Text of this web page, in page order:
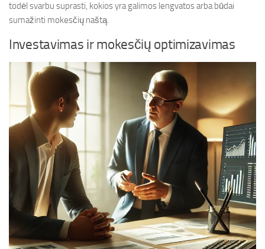
todėl svarbu suprasti, kokios yra galimos lengvatos arba būdai
sumažinti mokesčių naštą.
Investavimas ir mokesčių optimizavimas